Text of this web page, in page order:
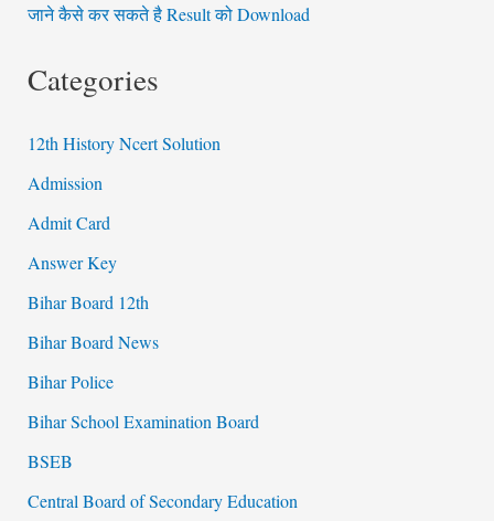
जाने कैसे कर सकते है Result को Download
Categories
12th History Ncert Solution
Admission
Admit Card
Answer Key
Bihar Board 12th
Bihar Board News
Bihar Police
Bihar School Examination Board
BSEB
Central Board of Secondary Education